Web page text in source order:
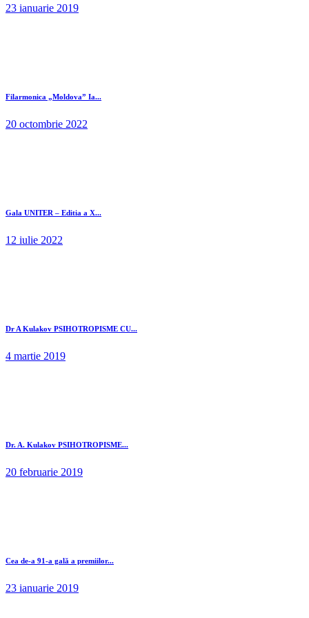
23 ianuarie 2019
Filarmonica „Moldova” Ia...
20 octombrie 2022
Gala UNITER – Editia a X...
12 iulie 2022
Dr A Kulakov PSIHOTROPISME CU...
4 martie 2019
Dr. A. Kulakov PSIHOTROPISME...
20 februarie 2019
Cea de-a 91-a gală a premiilor...
23 ianuarie 2019